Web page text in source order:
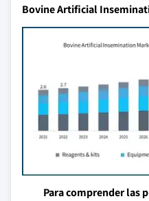
Bovine Artificial
Para comprender las